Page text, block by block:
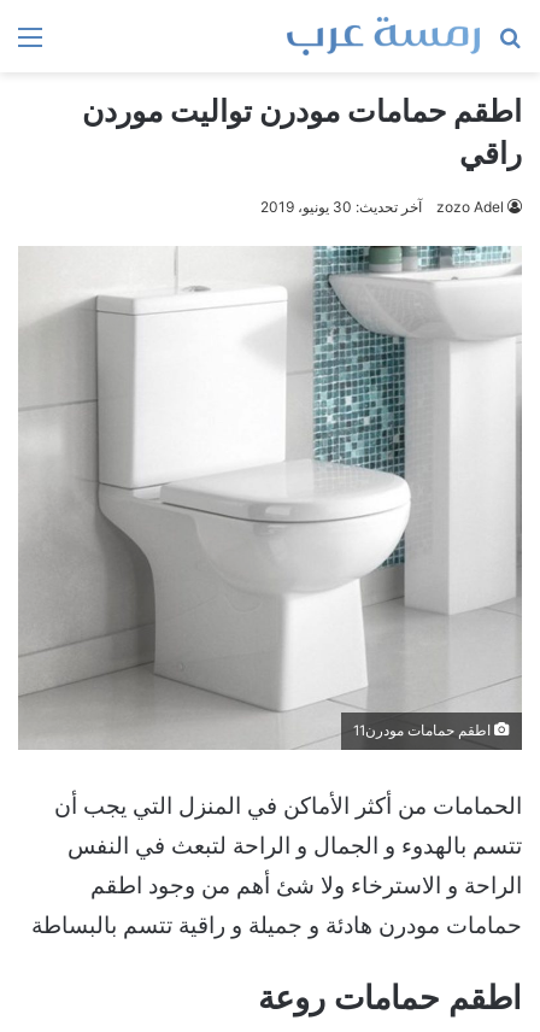
بحث
اطقم حمامات مودرن تواليت موردن
راقي
zozo Adel آخر تحديث: 30 يونيو، 2019
اطقم حمامات مودرن11
الحمامات من أكثر الأماكن في المنزل التي يجب أن
تتسم بالهدوء و الجمال و الراحة لتبعث في النفس
الراحة و الاسترخاء ولا شئ أهم من وجود اطقم
حمامات مودرن هادئة و جميلة و راقية تتسم بالبساطة
اطقم حمامات روعة